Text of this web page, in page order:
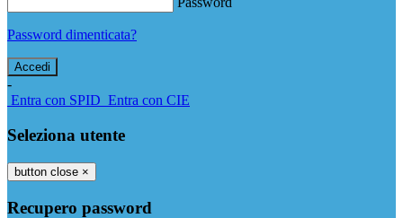
Password dimenticata?
-
Entra con SPID Entra con CIE
Seleziona utente
button close ×
Recupero password